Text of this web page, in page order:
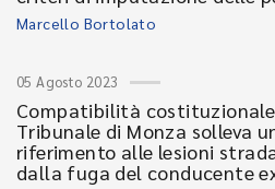
Marcello Bortolato
05 Agosto 2023
Compatibilità
Tribunale di Monza solleva
riferimento alle lesioni
dalla fuga del conducente